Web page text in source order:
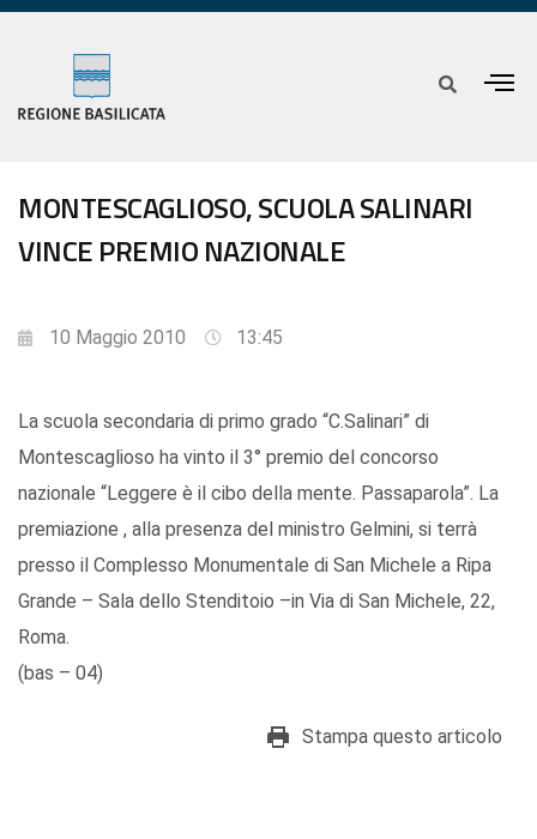
MONTESCAGLIOSO, SCUOLA SALINARI
VINCE PREMIO NAZIONALE
10 Maggio 2010 13:45
La scuola secondaria di primo grado “C.Salinari” di
Montescaglioso ha vinto il 3° premio del concorso
nazionale “Leggere è il cibo della mente. Passaparola”. La
premiazione , alla presenza del ministro Gelmini, si terrà
presso il Complesso Monumentale di San Michele a Ripa
Grande – Sala dello Stenditoio –in Via di San Michele, 22,
Roma.
(bas – 04)
Stampa questo articolo